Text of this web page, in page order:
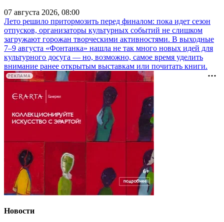
07 августа 2026, 08:00
Лето решило притормозить перед финалом: пока идет сезон
отпусков, организаторы культурных событий не слишком
загружают горожан творческими активностями. В выходные
7–9 августа «Фонтанка» нашла не так много новых идей для
культурного досуга — но, возможно, самое время уделить
внимание ранее открытым выставкам или почитать книги.
РЕКЛАМА
Новости